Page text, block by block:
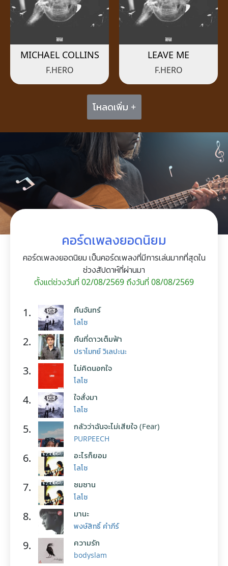
MICHAEL COLLINS
F.HERO
LEAVE ME
F.HERO
โหลดเพิ่ม +
คอร์ดเพลงยอดนิยม
คอร์ดเพลงยอดนิยม เป็นคอร์ดเพลงที่มีการเล่นมากที่สุดใน
ช่วงสัปดาห์ที่ผ่านมา
ตั้งแต่ช่วงวันที่ 02/08/2569 ถึงวันที่ 08/08/2569
1. คืนจันทร์
โลโซ
2. คืนที่ดาวเต็มฟ้า
ปราโมทย์ วิเลปะนะ
3. ไม่คิดนอกใจ
โลโซ
4. ใจสั่งมา
โลโซ
5. กลัวว่าฉันจะไม่เสียใจ (Fear)
PURPEECH
6. อะไรก็ยอม
โลโซ
7. ซมซาน
โลโซ
8. มานะ
พงษ์สิทธิ์ คำภีร์
9. ความรัก
bodyslam